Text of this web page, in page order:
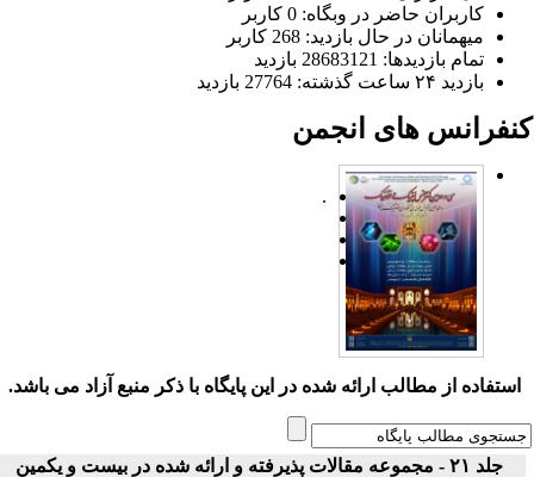
کاربران حاضر در وبگاه: 0 کاربر
میهمانان در حال بازدید: 268 کاربر
تمام بازدید‌ها: 28683121 بازدید
بازدید ۲۴ ساعت گذشته: 27764 بازدید
های انجمن
.
استفاده از مطالب ارائه شده در این پایگاه با ذکر منبع آزاد می باشد.
جلد ۲۱ - مجموعه مقالات پذیرفته و ارائه شده در بیست و یکمین